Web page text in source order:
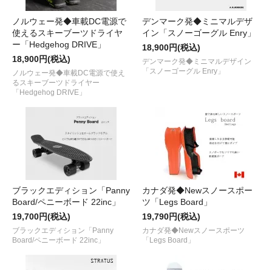
ノルウェー発◆車載DC電源で
使えるスキーブーツドライヤ
ー「Hedgehog DRIVE」
18,900円(税込)
ノルウェー発◆車載DC電源で使え
るスキーブーツドライヤー
「Hedgehog DRIVE」
デンマーク発◆ミニマルデザ
イン「スノーゴーグル Enry」
18,900円(税込)
デンマーク発◆ミニマルデザイン
「スノーゴーグル Enry」
ブラックエディション「Panny
Board/ペニーボード 22inc」
19,700円(税込)
ブラックエディション「Panny
Board/ペニーボード 22inc」
カナダ発◆Newスノースポー
ツ「Legs Board」
19,790円(税込)
カナダ発◆Newスノースポーツ
「Legs Board」